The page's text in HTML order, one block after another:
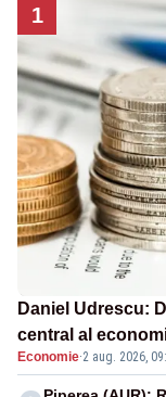
1
Daniel Udrescu:
central al
Economie·2 aug. 2026,